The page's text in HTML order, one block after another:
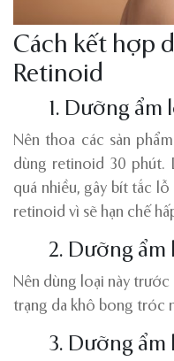
Cách kết hợp
Retinoid
1. Dưỡng ẩm
Nên thoa các sản
dùng retinoid 30 phút.
quá nhiều, gây bít tắc
retinoid vì sẽ hạn chế
2. Dưỡng ẩm
Nên dùng loại này
trạng da khô bong tróc
3. Dưỡng